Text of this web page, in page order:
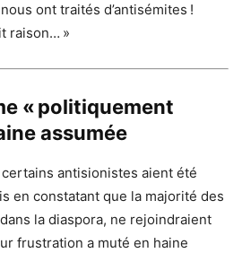
ont traités d’antisémites !
raison… »
« politiquement
assumée
antisionistes aient été
en constatant que la majorité des
la diaspora, ne rejoindraient
frustration a muté en haine